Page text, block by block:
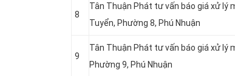
8
Tân Thuận Phát tư vấn báo giá xử lý
Tuyển, Phường 8, Phú Nhuận
9
Tân Thuận Phát tư vấn báo giá xử lý
Phường 9, Phú Nhuận